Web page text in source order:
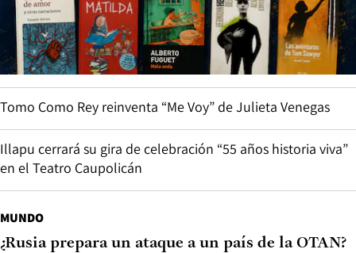
Tomo Como Rey reinventa “Me Voy” de Julieta Venegas
Illapu cerrará su gira de celebración “55 años historia viva”
en el Teatro Caupolicán
MUNDO
¿Rusia prepara un ataque a un país de la OTAN?